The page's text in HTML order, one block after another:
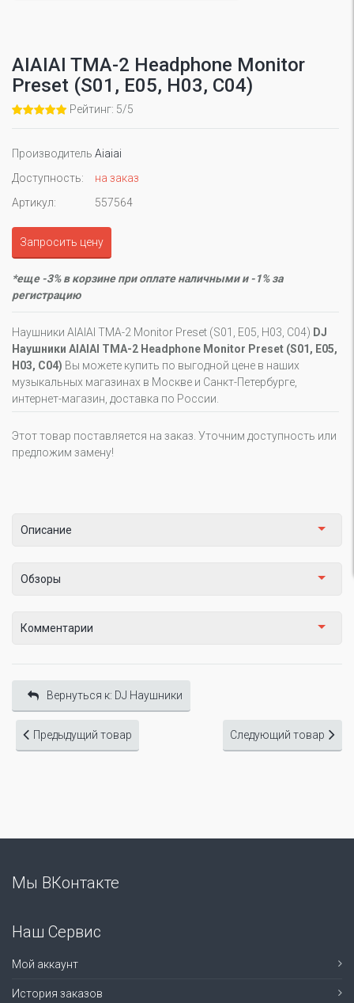
AIAIAI TMA-2 Headphone Monitor
Preset (S01, E05, H03, C04)
Рейтинг: 5/5
Производитель Aiaiai
Доступность:
на заказ
Артикул:
557564
Запросить цену
*еще -3% в корзине при оплате наличными и -1% за
регистрацию
Наушники AIAIAI TMA-2 Monitor Preset (S01, E05, H03, C04) DJ
Наушники AIAIAI TMA-2 Headphone Monitor Preset (S01, E05,
H03, C04) Вы можете купить по выгодной цене в наших
музыкальных магазинах в Москве и Санкт-Петербурге,
интернет-магазин, доставка по России.
Этот товар поставляется на заказ. Уточним доступность или
предложим замену!
Описание
Обзоры
Комментарии
Вернуться к: DJ Наушники
Предыдущий товар Следующий товар
Мы ВКонтакте
Наш Сервис
Мой аккаунт
История заказов